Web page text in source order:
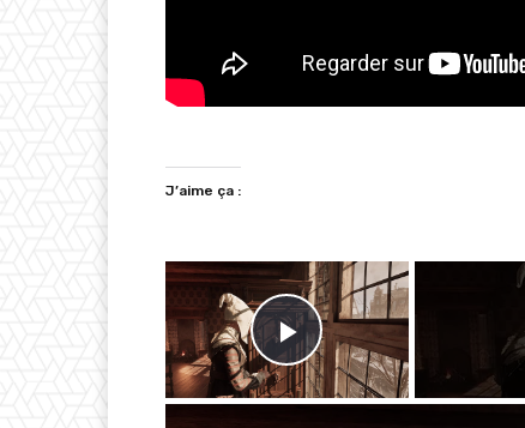
J’aime ça :
×
Play Video